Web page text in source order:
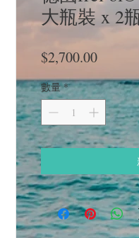
大瓶裝 x 2
$2,700.00價
格
數量 *